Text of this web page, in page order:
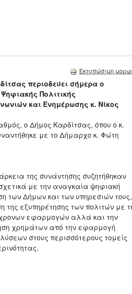
Εκτυπώσιμη
περιοδεύει σήμερα ο
Πολιτικής
και Ενημέρωσης κ. Νίκος
ο Δήμος Καρδίτσας, όπου ο κ.
με το Δήμαρχο κ. Φώτη
της συνάντησης συζητήθηκαν
με την αναγκαία ψηφιακή
των Δήμων και των υπηρεσιών τους,
της εξυπηρέτησης των πολιτών με
εφαρμογών αλλά και την
χρημάτων από την εφαρμογή
στους περισσότερους τομείς